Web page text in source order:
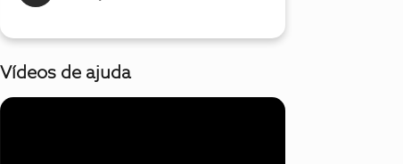
Vídeos de ajuda